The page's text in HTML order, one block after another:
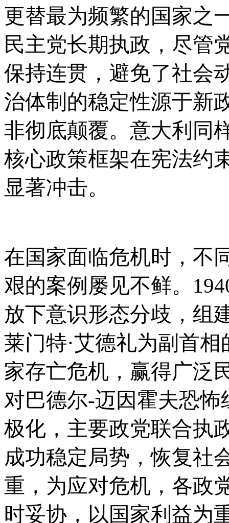
更替最为频繁的国家之
民主党长期执政，尽管
保持连贯，避免了社会
治体制的稳定性源于新
非彻底颠覆。意大利同
核心政策框架在宪法约
显著冲击。
在国家面临危机时，不
艰的案例屡见不鲜。
放下意识形态分歧，组
莱门特·艾德礼为副首
家存亡危机，赢得广泛
对巴德尔-迈因霍夫恐
极化，主要政党联合执
成功稳定局势，恢复社
重，为应对危机，各政
时妥协，以国家利益为